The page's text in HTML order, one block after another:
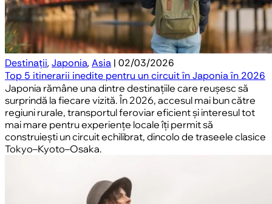
Destinații,Japonia,Asia | 02/03/2026
Top 5 itinerarii inedite pentru un circuit în Japonia în 2026
Japonia rămâne una dintre destinațiile care reușesc să
surprindă la fiecare vizită. În 2026, accesul mai bun către
regiuni rurale, transportul feroviar eficient și interesul tot
mai mare pentru experiențe locale îți permit să
construiești un circuit echilibrat, dincolo de traseele clasice
Tokyo–Kyoto–Osaka.